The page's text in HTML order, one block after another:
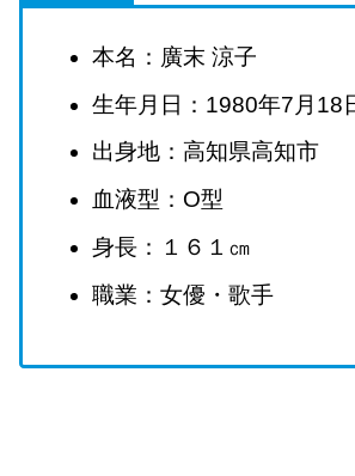
本名：廣末 涼子
生年月日：1980年7月18
出身地：高知県高知市
血液型：O型
身長：１６１㎝
職業：女優・歌手